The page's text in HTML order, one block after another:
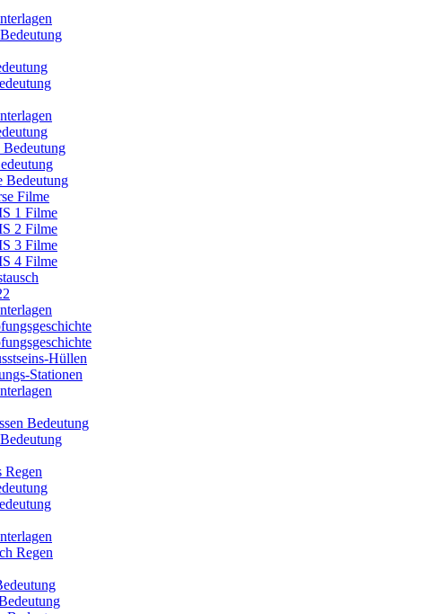
Bedeutung
Filme
1 Filme
2 Filme
3 Filme
4 Filme
Hüllen
Stationen
Bedeutung
Regen
Regen